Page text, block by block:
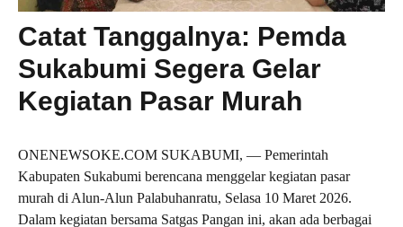
Catat Tanggalnya: Pemda
Sukabumi Segera Gelar
Kegiatan Pasar Murah
ONENEWSOKE.COM SUKABUMI, — Pemerintah
Kabupaten Sukabumi berencana menggelar kegiatan pasar
murah di Alun-Alun Palabuhanratu, Selasa 10 Maret 2026.
Dalam kegiatan bersama Satgas Pangan ini, akan ada berbagai